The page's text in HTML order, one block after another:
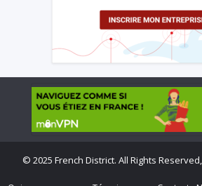
© 2025 French District. All Rights